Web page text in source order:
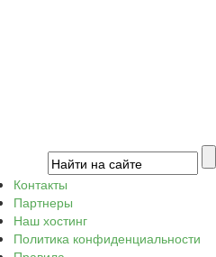
Контакты
Партнеры
Наш хостинг
Политика конфиденциальности